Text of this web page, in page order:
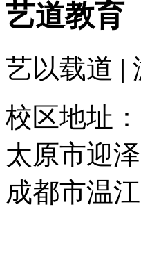
艺道教育
艺以载道 |
校区地址：
太原市迎
成都市温